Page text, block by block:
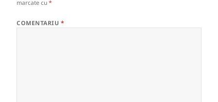
marcate cu*
COMENTARIU *